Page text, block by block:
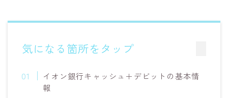
気になる箇所をタップ
イオン銀行キャッシュ＋デビットの基本情
報